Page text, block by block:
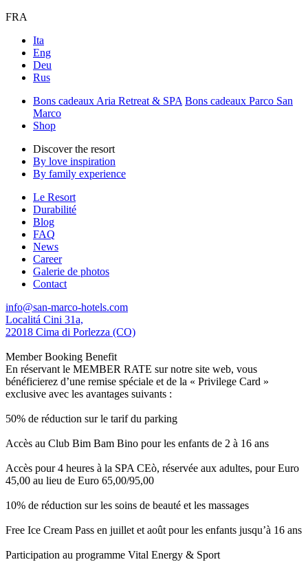
FRA
Ita
Eng
Deu
Rus
Bons cadeaux Aria Retreat & SPA Bons cadeaux Parco San
Marco
Shop
Discover the resort
By love inspiration
By family experience
Le Resort
Durabilité
Blog
FAQ
News
Career
Galerie de photos
Contact
info@san-marco-hotels.com
Localitá Cini 31a,
22018 Cima di Porlezza (CO)
Member Booking Benefit
En réservant le MEMBER RATE sur notre site web, vous
bénéficierez d’une remise spéciale et de la « Privilege Card »
exclusive avec les avantages suivants :
50% de réduction sur le tarif du parking
Accès au Club Bim Bam Bino pour les enfants de 2 à 16 ans
Accès pour 4 heures à la SPA CEò, réservée aux adultes, pour Euro
45,00 au lieu de Euro 65,00/95,00
10% de réduction sur les soins de beauté et les massages
Free Ice Cream Pass en juillet et août pour les enfants jusqu’à 16 ans
Participation au programme Vital Energy & Sport